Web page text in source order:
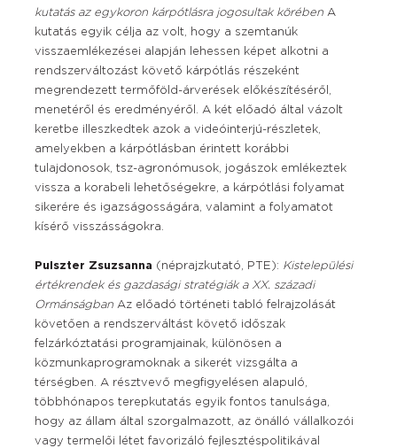
kutatás az egykoron kárpótlásra jogosultak körében A
kutatás egyik célja az volt, hogy a szemtanúk
visszaemlékezései alapján lehessen képet alkotni a
rendszerváltozást követő kárpótlás részeként
megrendezett termőföld-árverések előkészítéséről,
menetéről és eredményéről. A két előadó által vázolt
keretbe illeszkedtek azok a videóinterjú-részletek,
amelyekben a kárpótlásban érintett korábbi
tulajdonosok, tsz-agronómusok, jogászok emlékeztek
vissza a korabeli lehetőségekre, a kárpótlási folyamat
sikerére és igazságosságára, valamint a folyamatot
kísérő visszásságokra.
Pulszter Zsuzsanna (néprajzkutató, PTE): Kistelepülési
értékrendek és gazdasági stratégiák a XX. századi
Ormánságban Az előadó történeti tabló felrajzolását
követően a rendszerváltást követő időszak
felzárkóztatási programjainak, különösen a
közmunkaprogramoknak a sikerét vizsgálta a
térségben. A résztvevő megfigyelésen alapuló,
többhónapos terepkutatás egyik fontos tanulsága,
hogy az állam által szorgalmazott, az önálló vállalkozói
vagy termelői létet favorizáló fejlesztéspolitikával